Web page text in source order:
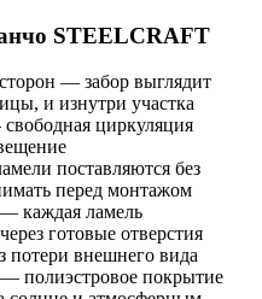
STEELCRAFT
— забор выглядит
и изнутри участка
циркуляция
поставляются без
перед монтажом
каждая ламель
готовые отверстия
потери внешнего вида
полиэстровое покрытие